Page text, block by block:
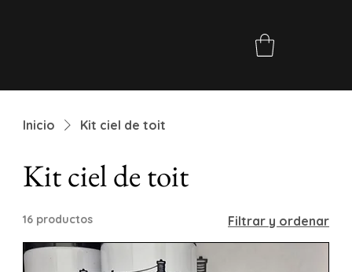
Inicio Kit ciel de toit
Kit ciel de toit
16 productos Filtrar y ordenar